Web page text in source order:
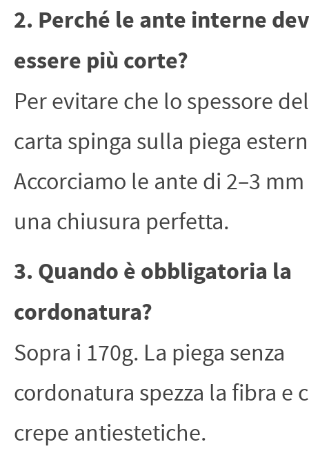
2. Perché le ante interne
essere più corte?
Per evitare che lo spessore
carta spinga sulla piega
Accorciamo le ante di 2–3
una chiusura perfetta.
3. Quando è obbligatoria la
cordonatura?
Sopra i 170g. La piega senza
cordonatura spezza la fibra e
crepe antiestetiche.